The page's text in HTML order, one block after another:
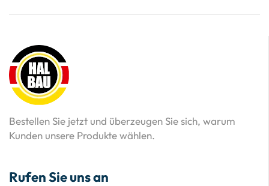
Bestellen Sie jetzt und überzeugen Sie sich, warum
Kunden unsere Produkte wählen.
Rufen Sie uns an